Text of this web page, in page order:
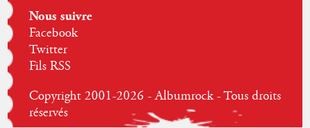
Nous suivre
Facebook
Twitter
Fils RSS
Copyright 2001-2026 - Albumrock - Tous droits
réservés